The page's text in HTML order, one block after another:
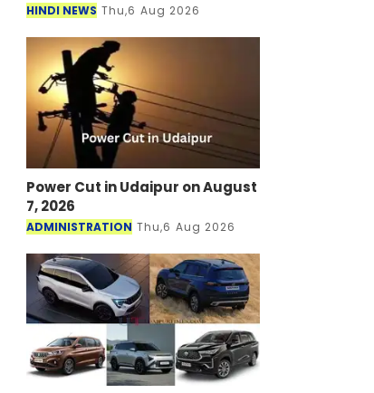
HINDI NEWS Thu,6 Aug 2026
Power Cut in Udaipur on August
7, 2026
ADMINISTRATION Thu,6 Aug 2026